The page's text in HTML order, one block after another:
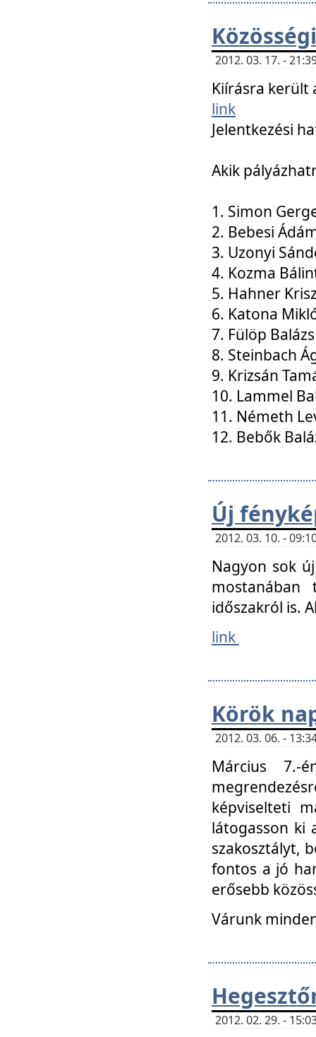
2012. 03. 17. -
Kiírásra került
link
Jelentkezési
Akik
1. Simon
2. Bebesi
3. Uzonyi
4. Kozma
5. Hahner
6. Katona
7. Fülöp Balázs
8. Steinbach
9. Krizsán
10. Lammel
11. Németh
12. Bebők
Új
2012. 03. 10. -
Nagyon sok
mostanában
időszakról is.
link
Körök
2012. 03. 06. -
Március 7.-
képviselteti
látogasson ki
szakosztályt,
fontos a jó
erősebb
Várunk
2012. 02. 29. -